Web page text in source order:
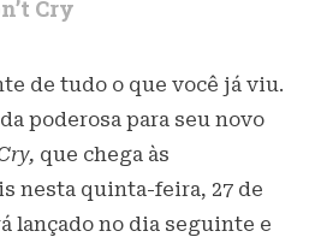
Cry
de tudo o que você já viu.
poderosa para seu novo
que chega às
nesta quinta-feira, 27 de
lançado no dia seguinte e